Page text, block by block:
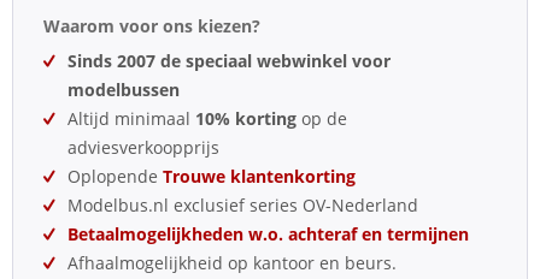
Waarom voor ons kiezen?
Sinds 2007 de speciaal webwinkel voor
modelbussen
Altijd minimaal 10% korting op de
adviesverkoopprijs
Oplopende Trouwe klantenkorting
Modelbus.nl exclusief series OV-Nederland
Betaalmogelijkheden w.o. achteraf en termijnen
Afhaalmogelijkheid op kantoor en beurs.